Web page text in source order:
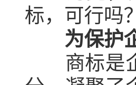
标，可行吗
为保护
商标是企